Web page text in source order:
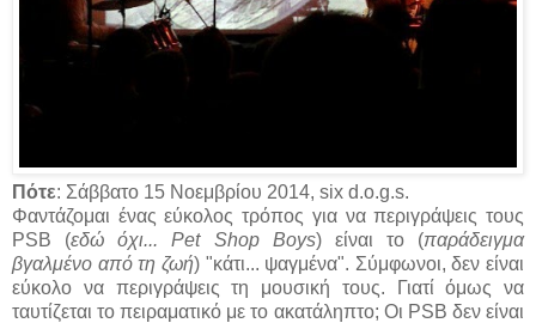
Πότε: Σάββατο 15 Νοεμβρίου 2014, six d.o.g.s.
Φαντάζομαι ένας εύκολος τρόπος για να περιγράψεις τους
PSB (εδώ όχι... Pet Shop Boys) είναι το (παράδειγμα
βγαλμένο από τη ζωή) "κάτι... ψαγμένα". Σύμφωνοι, δεν είναι
εύκολο να περιγράψεις τη μουσική τους. Γιατί όμως να
ταυτίζεται το πειραματικό με το ακατάληπτο; Οι PSB δεν είναι